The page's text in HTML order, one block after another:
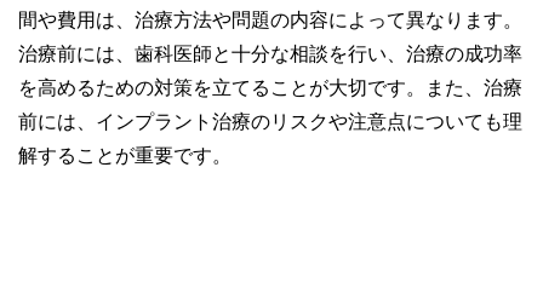
間や費用は、治療方法や問題の内容によって異なります。
治療前には、歯科医師と十分な相談を行い、治療の成功率
を高めるための対策を立てることが大切です。また、治療
前には、インプラント治療のリスクや注意点についても理
解することが重要です。